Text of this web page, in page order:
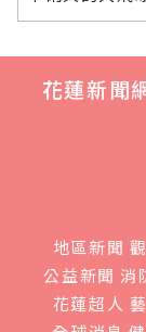
花蓮新聞
地區新聞
公益新聞 消
花蓮超人